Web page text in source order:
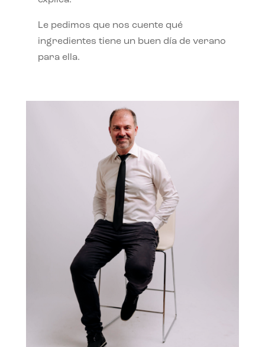
Le pedimos que nos cuente qué
ingredientes tiene un buen día de verano
para ella.